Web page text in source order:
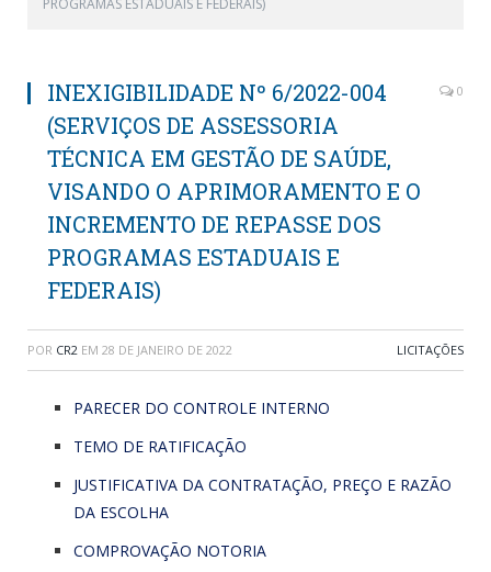
INEXIGIBILIDADE Nº 6/2022-004
(SERVIÇOS DE ASSESSORIA
TÉCNICA EM GESTÃO DE SAÚDE,
VISANDO O APRIMORAMENTO E O
INCREMENTO DE REPASSE DOS
PROGRAMAS ESTADUAIS E
FEDERAIS)
0
POR CR2 EM 28 DE JANEIRO DE 2022 LICITAÇÕES
PARECER DO CONTROLE INTERNO
TEMO DE RATIFICAÇÃO
JUSTIFICATIVA DA CONTRATAÇÃO, PREÇO E RAZÃO
DA ESCOLHA
COMPROVAÇÃO NOTORIA